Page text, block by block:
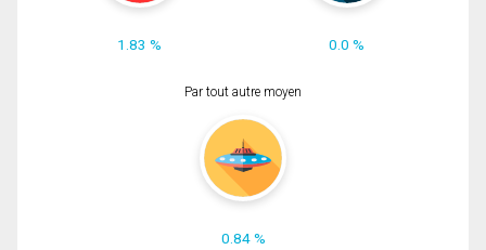
1.83 % 0.0 %
Par tout autre moyen
0.84 %